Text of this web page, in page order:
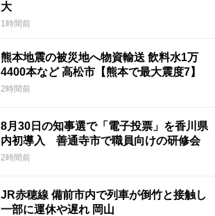
大
1時間前
熊本地震の被災地へ物資輸送 飲料水1万
4400本など 高松市【熊本で最大震度7】
2時間前
8月30日の知事選で「電子投票」を香川県
内初導入 善通寺市で職員向けの研修会
2時間前
JR赤穂線 備前市内で列車が倒竹と接触し
一部に運休や遅れ 岡山